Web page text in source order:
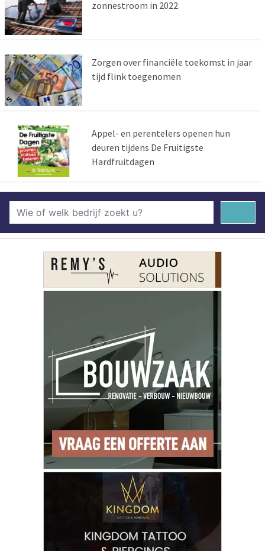
zonnestroom in 2022
Zorgen over financiële toekomst in jaar
tijd flink toegenomen
Appel- en perentelers openen hun
deuren tijdens De Fruitigste
Hardfruitdagen